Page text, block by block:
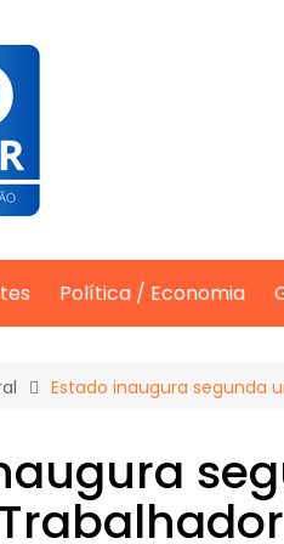
Política / Economia
Estado inaugura segunda